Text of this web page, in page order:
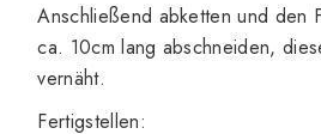
Anschließend abketten und den
ca. 10cm lang abschneiden,
vernäht.
Fertigstellen: